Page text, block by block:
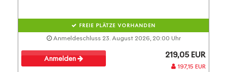
FREIE PLÄTZE VORHANDEN
Anmeldeschluss 23. August 2026, 20:00 Uhr
Anmelden 219,05 EUR
197,15 EUR